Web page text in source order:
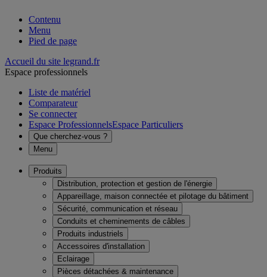
Contenu
Menu
Pied de page
Accueil du site legrand.fr
Espace professionnels
Liste de matériel
Comparateur
Se connecter
Espace ProfessionnelsEspace Particuliers
Que cherchez-vous ?
Menu
Produits
Distribution, protection et gestion de l'énergie
Appareillage, maison connectée et pilotage du bâtiment
Sécurité, communication et réseau
Conduits et cheminements de câbles
Produits industriels
Accessoires d'installation
Eclairage
Pièces détachées & maintenance